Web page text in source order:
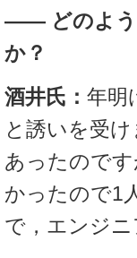
―― どのよう
か？
酒井氏： 年明
と誘いを受
あったので
かったので1
で，エンジ